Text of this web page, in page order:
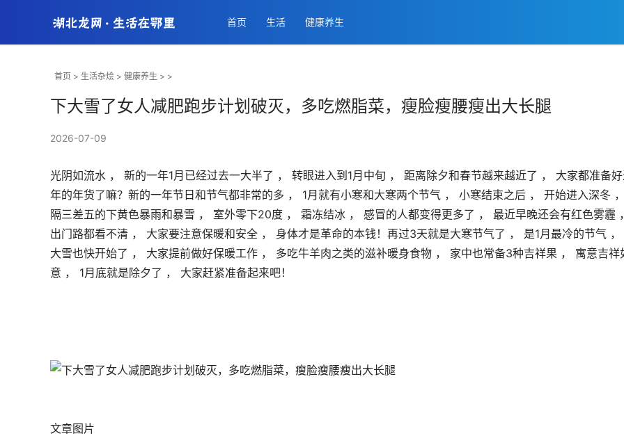
首页 生活 健康养生
首页 > 生活杂烩 > 健康养生 > >
下大雪了女人减肥跑步计划破灭，多吃燃脂菜，瘦脸瘦腰瘦出大长腿
2026-07-09
光阴如流水 ， 新的一年1月已经过去一大半了 ， 转眼进入到1月中旬 ， 距离除夕和春节越来越近了 ， 大家都准备
年的年货了嘛？新的一年节日和节气都非常的多 ， 1月就有小寒和大寒两个节气 ， 小寒结束之后 ， 开始进入深冬 ，
隔三差五的下黄色暴雨和暴雪 ， 室外零下20度 ， 霜冻结冰 ， 感冒的人都变得更多了 ， 最近早晚还会有红色雾霾 ，
出门路都看不清 ， 大家要注意保暖和安全 ， 身体才是革命的本钱！再过3天就是大寒节气了 ， 是1月最冷的节气 ，
大雪也快开始了 ， 大家提前做好保暖工作 ， 多吃牛羊肉之类的滋补暖身食物 ， 家中也常备3种吉祥果 ， 寓意吉祥
意 ， 1月底就是除夕了 ， 大家赶紧准备起来吧！
文章图片